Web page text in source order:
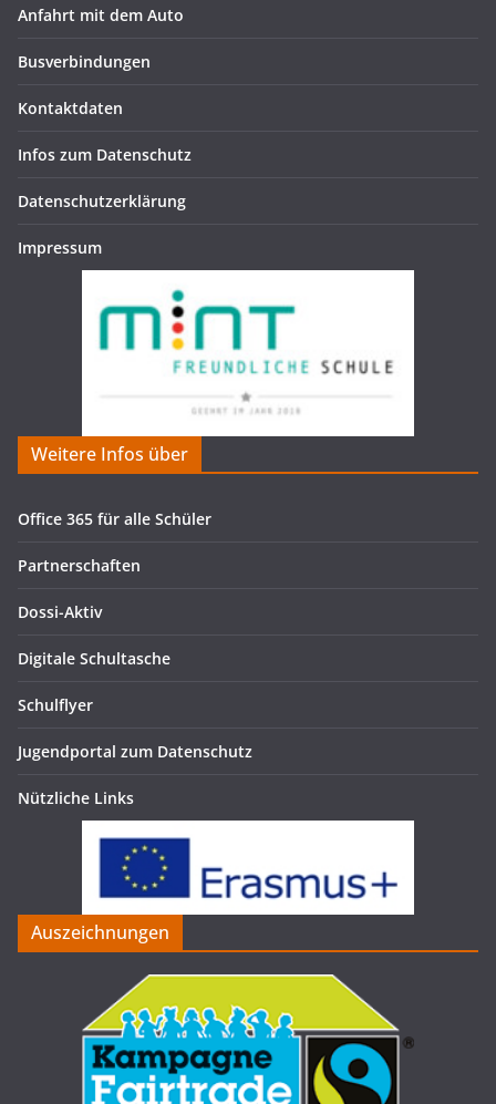
Anfahrt mit dem Auto
Busverbindungen
Kontaktdaten
Infos zum Datenschutz
Datenschutzerklärung
Impressum
Weitere Infos über
Office 365 für alle Schüler
Partnerschaften
Dossi-Aktiv
Digitale Schultasche
Schulflyer
Jugendportal zum Datenschutz
Nützliche Links
Auszeichnungen